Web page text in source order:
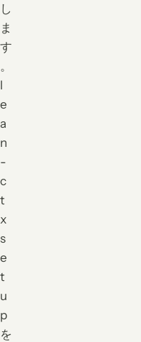
し
ま
す
。
l
e
a
n
-
c
t
x
s
e
t
u
p
を